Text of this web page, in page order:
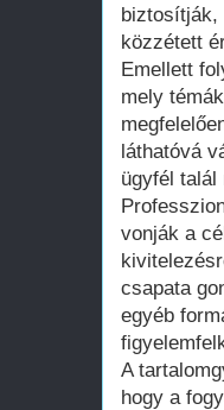
biztosítják,
közzétett
Emellett
mely
láthatóvá
ügyfél talál
vonják a
csapata
egyéb
A
hogy a